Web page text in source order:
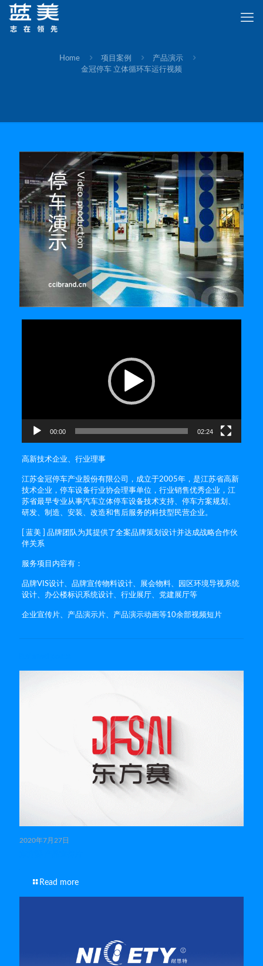
Home 项目案例
产品演示
金冠停车 立体循环车运行视频
00:00 02:24
高新技术企业、行业理事
江苏金冠停车产业股份有限公司，成立于2005年，是江苏省高新
技术企业，停车设备行业协会理事单位，行业销售优秀企业，江
苏省最早专业从事汽车立体停车设备技术支持、停车方案规划、
研发、制造、安装、改造和售后服务的科技型民营企业。
[ 蓝美 ] 品牌团队为其提供了全案品牌策划设计并达成战略合作伙
伴关系
服务项目内容有：
品牌VIS设计、品牌宣传物料设计、展会物料、园区环境导视系统
设计、办公楼标识系统设计、行业展厅、党建展厅等
企业宣传片、产品演示片、产品演示动画等10余部视频短片
2020年7月27日
Read more